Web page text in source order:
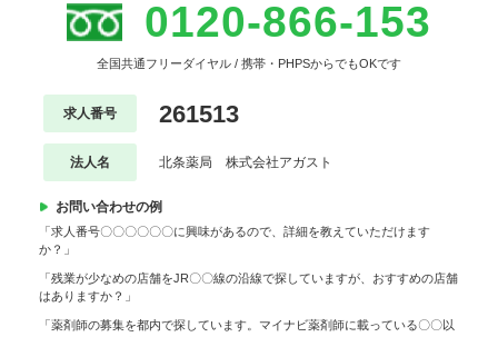
0120-866-153
全国共通フリーダイヤル / 携帯・PHPSからでもOKです
求人番号 261513
法人名 北条薬局 株式会社アガスト
お問い合わせの例
「求人番号〇〇〇〇〇〇に興味があるので、詳細を教えていただけます
か？」
「残業が少なめの店舗をJR〇〇線の沿線で探していますが、おすすめの店舗
はありますか？」
「薬剤師の募集を都内で探しています。マイナビ薬剤師に載っている〇〇以